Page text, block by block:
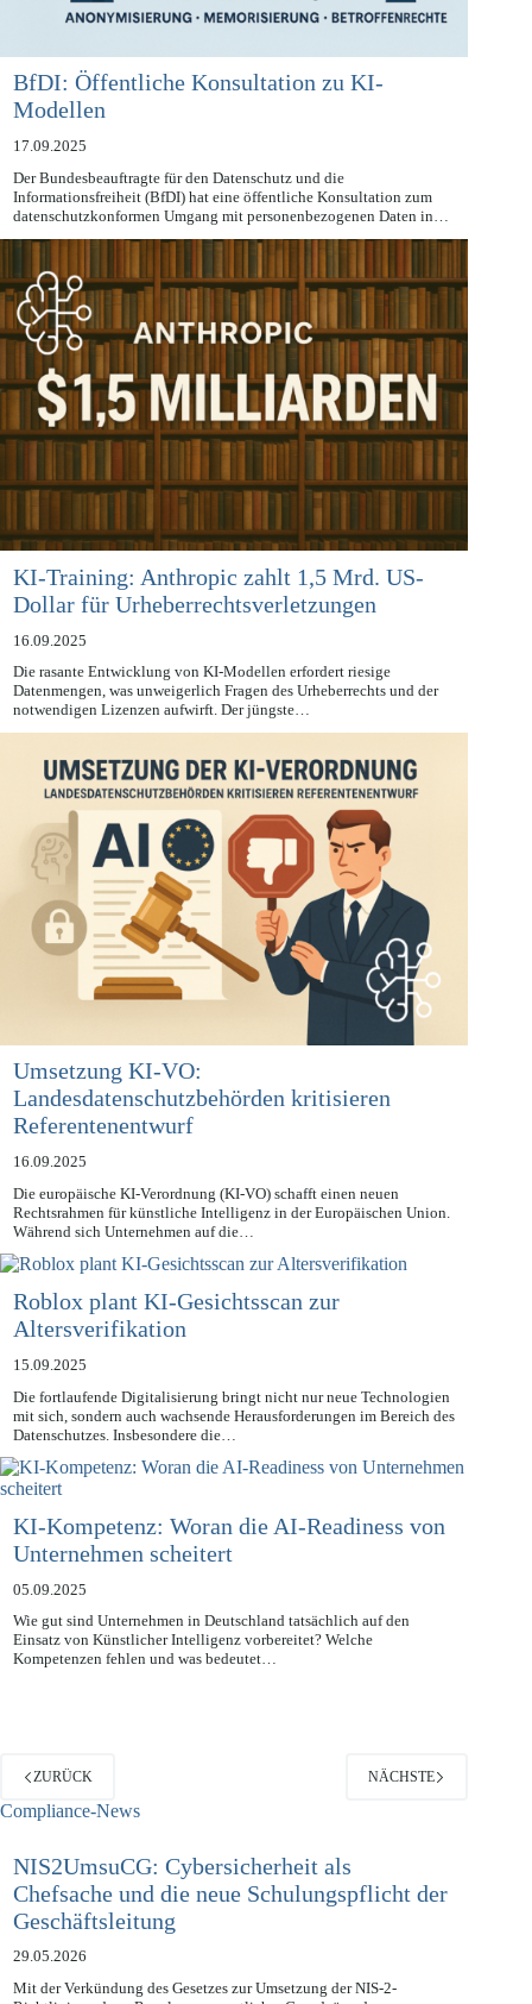
BfDI: Öffentliche Konsultation zu KI-
Modellen
17.09.2025
Der Bundesbeauftragte für den Datenschutz und die
Informationsfreiheit (BfDI) hat eine öffentliche Konsultation zum
datenschutzkonformen Umgang mit personenbezogenen Daten in…
KI-Training: Anthropic zahlt 1,5 Mrd. US-
Dollar für Urheberrechtsverletzungen
16.09.2025
Die rasante Entwicklung von KI-Modellen erfordert riesige
Datenmengen, was unweigerlich Fragen des Urheberrechts und der
notwendigen Lizenzen aufwirft. Der jüngste…
Umsetzung KI-VO:
Landesdatenschutzbehörden kritisieren
Referentenentwurf
16.09.2025
Die europäische KI-Verordnung (KI-VO) schafft einen neuen
Rechtsrahmen für künstliche Intelligenz in der Europäischen Union.
Während sich Unternehmen auf die…
Roblox plant KI-Gesichtsscan zur
Altersverifikation
15.09.2025
Die fortlaufende Digitalisierung bringt nicht nur neue Technologien
mit sich, sondern auch wachsende Herausforderungen im Bereich des
Datenschutzes. Insbesondere die…
KI-Kompetenz: Woran die AI-Readiness von
Unternehmen scheitert
05.09.2025
Wie gut sind Unternehmen in Deutschland tatsächlich auf den
Einsatz von Künstlicher Intelligenz vorbereitet? Welche
ZURÜCK
NIS2UmsuCG: Cybersicherheit als
Chefsache und die neue Schulungspflicht der
Geschäftsleitung
29.05.2026